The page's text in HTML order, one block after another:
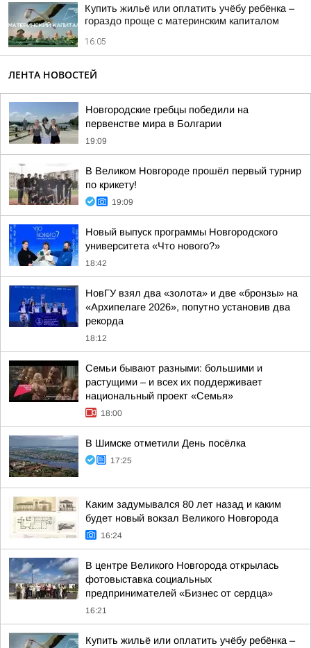
Купить жильё или оплатить учёбу ребёнка –
гораздо проще с материнским капиталом
16:05
ЛЕНТА НОВОСТЕЙ
Новгородские гребцы победили на
первенстве мира в Болгарии
19:09
В Великом Новгороде прошёл первый турнир
по крикету!
19:09
Новый выпуск программы Новгородского
университета «Что нового?»
18:42
НовГУ взял два «золота» и две «бронзы» на
«Архипелаге 2026», попутно установив два
рекорда
18:12
Семьи бывают разными: большими и
растущими – и всех их поддерживает
национальный проект «Семья»
18:00
В Шимске отметили День посёлка
17:25
Каким задумывался 80 лет назад и каким
будет новый вокзал Великого Новгорода
16:24
В центре Великого Новгорода открылась
фотовыставка социальных
предпринимателей «Бизнес от сердца»
16:21
Купить жильё или оплатить учёбу ребёнка –